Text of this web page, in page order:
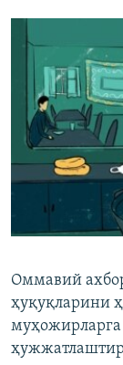
Оммавий
ҳуқуқларини